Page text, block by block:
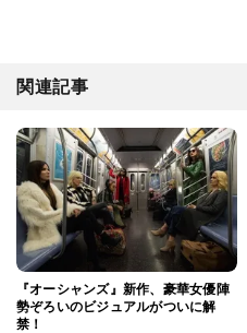
関連記事
『オーシャンズ』新作、豪華女優陣
勢ぞろいのビジュアルがついに解
禁！